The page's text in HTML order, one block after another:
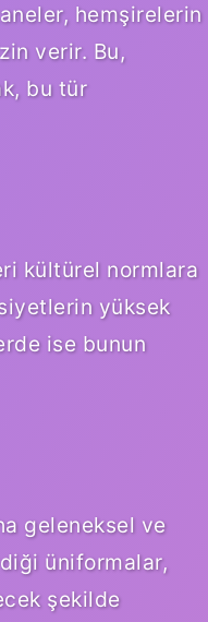
hemşirelerin
verir. Bu,
bu tür
kültürel normlara
yüksek
ise bunun
geleneksel ve
üniformalar,
şekilde